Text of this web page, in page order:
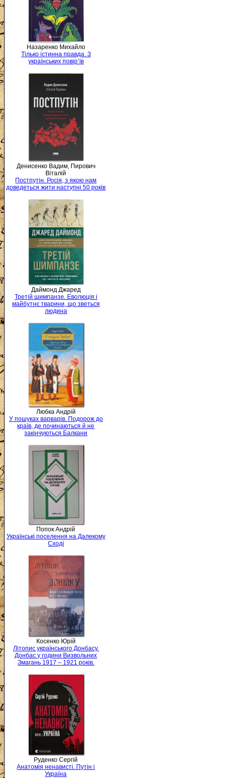
Назаренко Михайло
Тілько істинна правда. З
українських повір’їв
Денисенко Вадим, Пирович
Віталій
Постпутін. Росія, з якою нам
доведеться жити наступні 50 років
Даймонд Джаред
Третій шимпанзе. Еволюція і
майбутнє тварини, що зветься
людина
Любка Андрій
У пошуках варварів. Подорож до
країв, де починаються й не
закінчуються Балкани
Попок Андрій
Українські поселення на Далекому
Сході
Косенко Юрій
Літопис українського Донбасу.
Донбас у години Визвольних
Змагань 1917 – 1921 років.
Руденко Сергій
Анатомія ненависті. Путін і
Україна